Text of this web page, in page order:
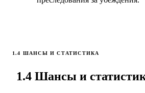
1.4 ШАНСЫ И СТАТИСТИКА
1.4 Шансы и